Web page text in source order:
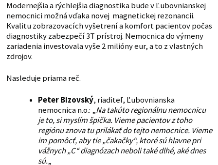
Modernejšia a rýchlejšia diagnostika bude v Ľubovnianskej
nemocnici možná vďaka novej magnetickej rezonancii.
Kvalitu zobrazovacích vyšetrení a komfort pacientov počas
diagnostiky zabezpečí 3T prístroj. Nemocnica do výmeny
zariadenia investovala vyše 2 milióny eur, a to z vlastných
zdrojov.
Nasleduje priama reč.
Peter Bizovský, riaditeľ, Ľubovnianska
nemocnica n.o.: „Na takúto regionálnu nemocnicu
je to, si myslím špička. Vieme pacientov z toho
regiónu znova tu prilákať do tejto nemocnice. Vieme
im pomôcť, aby tie „čakačky“, ktoré sú hlavne pri
vážnych „C“ diagnózach neboli také dlhé, aké dnes
sú.„